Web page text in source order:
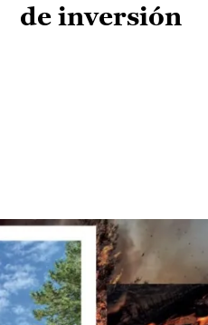
de inversión